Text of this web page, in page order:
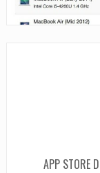
APP STORE